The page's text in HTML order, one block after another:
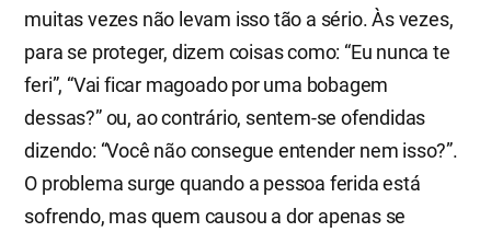
muitas vezes não levam isso tão a sério. Às vezes,
para se proteger, dizem coisas como: “Eu nunca te
feri”, “Vai ficar magoado por uma bobagem
dessas?” ou, ao contrário, sentem-se ofendidas
dizendo: “Você não consegue entender nem isso?”.
O problema surge quando a pessoa ferida está
sofrendo, mas quem causou a dor apenas se